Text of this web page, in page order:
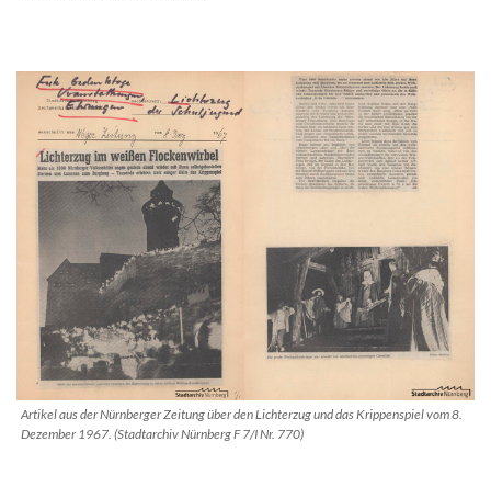
Artikel aus der Nürnberger Zeitung über den Lichterzug und das Krippenspiel vom 8.
Dezember 1967. (Stadtarchiv Nürnberg F 7/I Nr. 770)